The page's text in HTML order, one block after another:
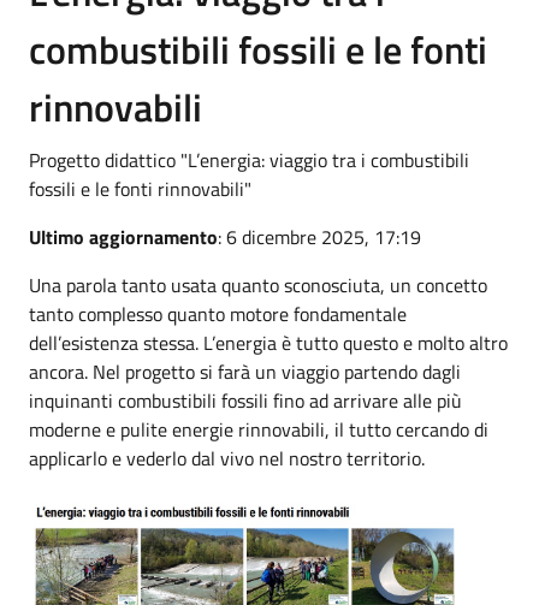
combustibili fossili e le fonti
rinnovabili
Progetto didattico "L’energia: viaggio tra i combustibili
fossili e le fonti rinnovabili"
Ultimo aggiornamento: 6 dicembre 2025, 17:19
Una parola tanto usata quanto sconosciuta, un concetto
tanto complesso quanto motore fondamentale
dell’esistenza stessa. L’energia è tutto questo e molto altro
ancora. Nel progetto si farà un viaggio partendo dagli
inquinanti combustibili fossili fino ad arrivare alle più
moderne e pulite energie rinnovabili, il tutto cercando di
applicarlo e vederlo dal vivo nel nostro territorio.